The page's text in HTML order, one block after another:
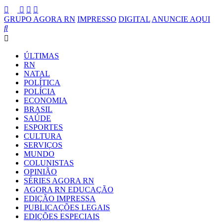
GRUPO AGORA RN IMPRESSO DIGITAL ANUNCIE AQUI
ÚLTIMAS
RN
NATAL
POLÍTICA
POLÍCIA
ECONOMIA
BRASIL
SAÚDE
ESPORTES
CULTURA
SERVIÇOS
MUNDO
COLUNISTAS
OPINIÃO
SÉRIES AGORA RN
AGORA RN EDUCAÇÃO
EDIÇÃO IMPRESSA
PUBLICAÇÕES LEGAIS
EDIÇÕES ESPECIAIS